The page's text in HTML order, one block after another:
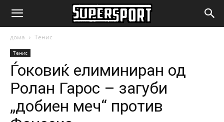
SuperSport.mk
дома Тенис
Тенис
Ѓоковиќ елиминиран од
Ролан Гарос – загуби
„добиен меч“ против